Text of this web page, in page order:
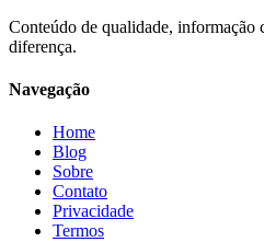
Conteúdo de qualidade, informação
diferença.
Navegação
Home
Blog
Sobre
Contato
Privacidade
Termos